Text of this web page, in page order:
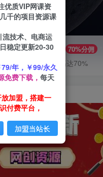
推广赚钱 70%分佣
推广返佣高达70%
优质VIP网课资
千的项目资源课
技术、电商运
稳定更新20-30
79/年，￥99/永久
免费下载， 每天
加盟，搭建一
付费平台，
加盟当站长